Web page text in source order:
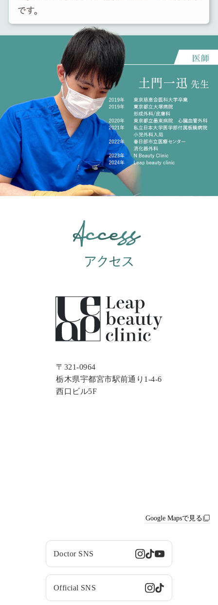
〒321-0964
栃木県宇都宮市駅前通り1-4-6
西口ビル5F
Google Mapsで見る
Doctor SNS
Official SNS